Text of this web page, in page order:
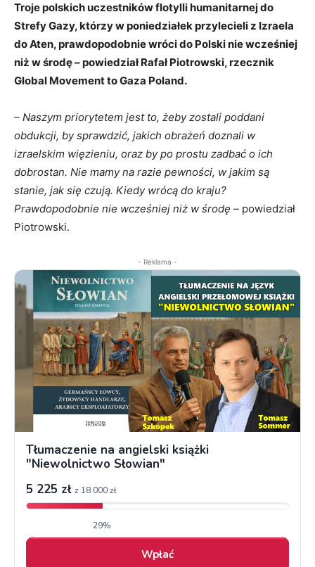
Troje polskich uczestników flotylli humanitarnej do
Strefy Gazy, którzy w poniedziałek przylecieli z Izraela
do Aten, prawdopodobnie wróci do Polski nie wcześniej
niż w środę – powiedział Rafał Piotrowski, rzecznik
Global Movement to Gaza Poland.
– Naszym priorytetem jest to, żeby zostali poddani
obdukcji, by sprawdzić, jakich obrażeń doznali w
izraelskim więzieniu, oraz by po prostu zadbać o ich
dobrostan. Nie mamy na razie pewności, w jakim są
stanie, jak się czują. Kiedy wrócą do kraju?
Prawdopodobnie nie wcześniej niż w środę – powiedział
Piotrowski.
- Reklama -